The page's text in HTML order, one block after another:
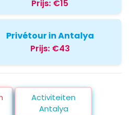
Prijs: €15
Privétour in Antalya
Prijs: €43
Activiteiten
Antalya